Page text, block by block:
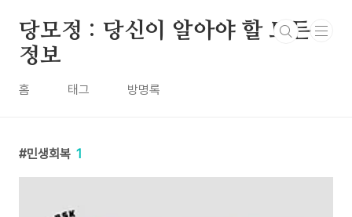
당모정 : 당신이 알아야 할 모든
정보
홈 태그 방명록
민생회복 1